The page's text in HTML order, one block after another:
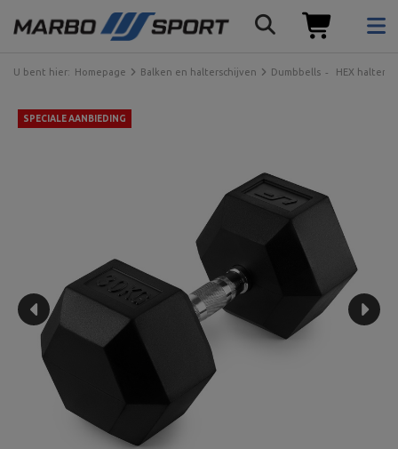
U bent hier: Homepage Balken en halterschijven Dumbbells HEX halters
SPECIALE AANBIEDING